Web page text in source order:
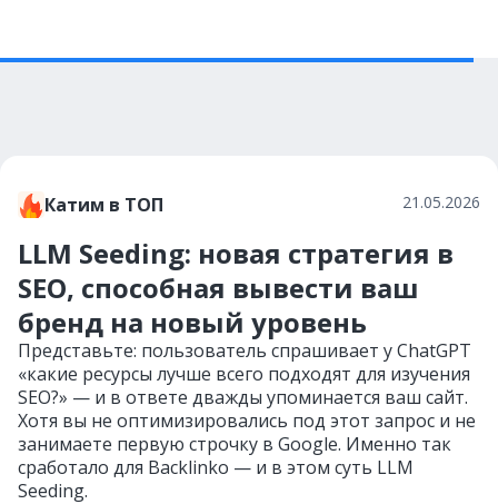
Катим в ТОП 21.05.2026
LLM Seeding: новая стратегия в
SEO, способная вывести ваш
бренд на новый уровень
Представьте: пользователь спрашивает у ChatGPT
«какие ресурсы лучше всего подходят для изучения
SEO?» — и в ответе дважды упоминается ваш сайт.
Хотя вы не оптимизировались под этот запрос и не
занимаете первую строчку в Google. Именно так
сработало для Backlinko — и в этом суть LLM
Seeding.